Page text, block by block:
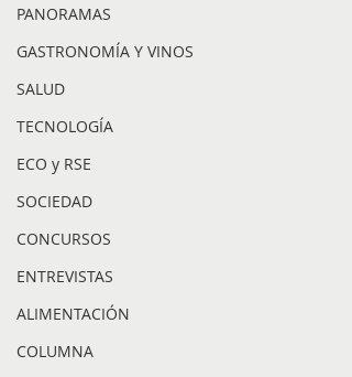
PANORAMAS
GASTRONOMÍA Y VINOS
SALUD
TECNOLOGÍA
ECO y RSE
SOCIEDAD
CONCURSOS
ENTREVISTAS
ALIMENTACIÓN
COLUMNA